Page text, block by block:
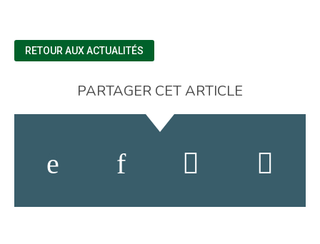
RETOUR AUX ACTUALITÉS
PARTAGER CET ARTICLE